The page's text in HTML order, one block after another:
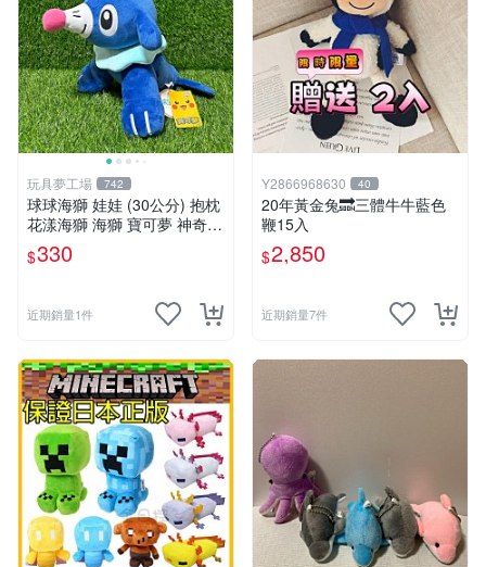
玩具夢工場 742
球球海獅 娃娃 (30公分) 抱枕
花漾海獅 海獅 寶可夢 神奇寶
貝
$330
近期銷量1件
Y2866968630 40
20年黃金兔🔜三體牛牛藍色
鞭15入
$2,850
近期銷量7件